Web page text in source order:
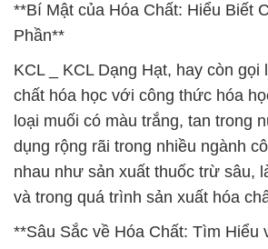
**Bí Mật của Hóa Chất: Hiểu Biết
Phần**
KCL _ KCL Dạng Hạt, hay còn gọi
chất hóa học với công thức hóa
loại muối có màu trắng, tan trong
dụng rộng rãi trong nhiều ngành
nhau như sản xuất thuốc trừ sâu,
và trong quá trình sản xuất hóa
**Sâu Sắc về Hóa Chất: Tìm Hiểu